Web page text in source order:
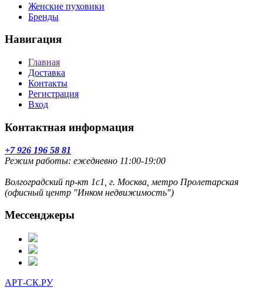
Женские пуховики
Бренды
Навигация
Главная
Доставка
Контакты
Регистрация
Вход
Контактная информация
+7 926 196 58 81
Режим работы: ежедневно 11:00-19:00
Волгоградский пр-кт 1с1, г. Москва, метро Пролетарская
(офисный центр "Инком недвижимость")
Мессенджеры
АРТ-СК.РУ